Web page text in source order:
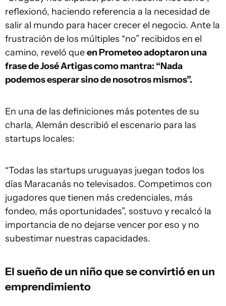
reflexionó, haciendo referencia a la necesidad de
salir al mundo para hacer crecer el negocio. Ante la
frustración de los múltiples “no” recibidos en el
camino, reveló queen Prometeo adoptaron una
frase de José Artigas como mantra: “Nada
podemos esperar sino de nosotros mismos”.
En una de las definiciones más potentes de su
charla, Alemán describió el escenario para las
startups locales:
“Todas las startups uruguayas juegan todos los
días Maracanás no televisados. Competimos con
jugadores que tienen más credenciales, más
fondeo, más oportunidades”, sostuvo y recalcó la
importancia de no dejarse vencer por eso y no
subestimar nuestras capacidades.
El sueño de un niño que se convirtió en un
emprendimiento